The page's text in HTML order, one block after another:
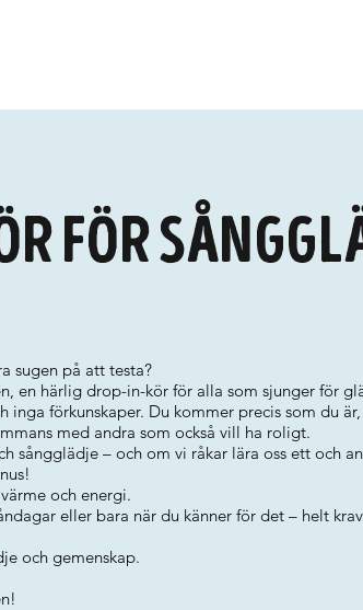
för
sugen på att testa?
en härlig drop-in-kör för alla som sjunger för
inga förkunskaper. Du kommer precis som du
med andra som också vill ha roligt.
sångglädje – och om vi råkar lära oss ett och
och energi.
eller bara när du känner för det – helt
och gemenskap.